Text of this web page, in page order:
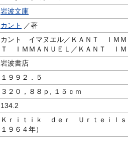
岩波文庫
カント
／著
カント イマヌエル／ＫＡＮＴ ＩＭ
Ｔ ＩＭＭＡＮＵＥＬ／ＫＡＮＴ Ｉ
岩波書店
１９９２．５
３２０，８８ｐ, １５ｃｍ
134.2
Ｋｒｉｔｉｋ ｄｅｒ Ｕｒｔｅｉｌｓ
１９６４年）